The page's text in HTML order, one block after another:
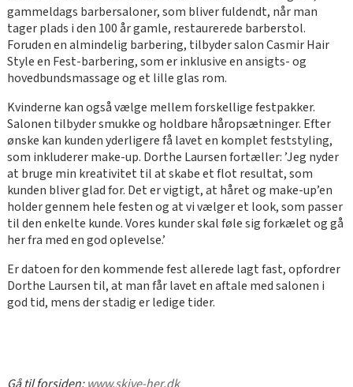
gammeldags barbersaloner, som bliver fuldendt, når man
tager plads i den 100 år gamle, restaurerede barberstol.
Foruden en almindelig barbering, tilbyder salon Casmir Hair
Style en Fest-barbering, som er inklusive en ansigts- og
hovedbundsmassage og et lille glas rom.
Kvinderne kan også vælge mellem forskellige festpakker.
Salonen tilbyder smukke og holdbare håropsætninger. Efter
ønske kan kunden yderligere få lavet en komplet feststyling,
som inkluderer make-up. Dorthe Laursen fortæller: ’Jeg nyder
at bruge min kreativitet til at skabe et flot resultat, som
kunden bliver glad for. Det er vigtigt, at håret og make-up’en
holder gennem hele festen og at vi vælger et look, som passer
til den enkelte kunde. Vores kunder skal føle sig forkælet og gå
her fra med en god oplevelse.’
Er datoen for den kommende fest allerede lagt fast, opfordrer
Dorthe Laursen til, at man får lavet en aftale med salonen i
god tid, mens der stadig er ledige tider.